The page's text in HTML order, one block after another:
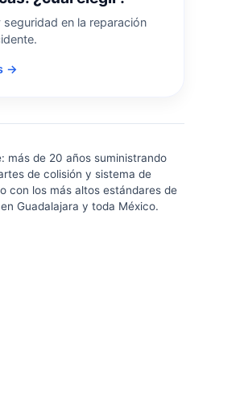
seguridad en la reparación
→
más de 20 años suministrando
de colisión y sistema de
con los más altos estándares de
Guadalajara y toda México.